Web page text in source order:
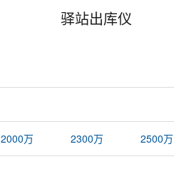
驿站出库仪
2000万 2300万 2500万